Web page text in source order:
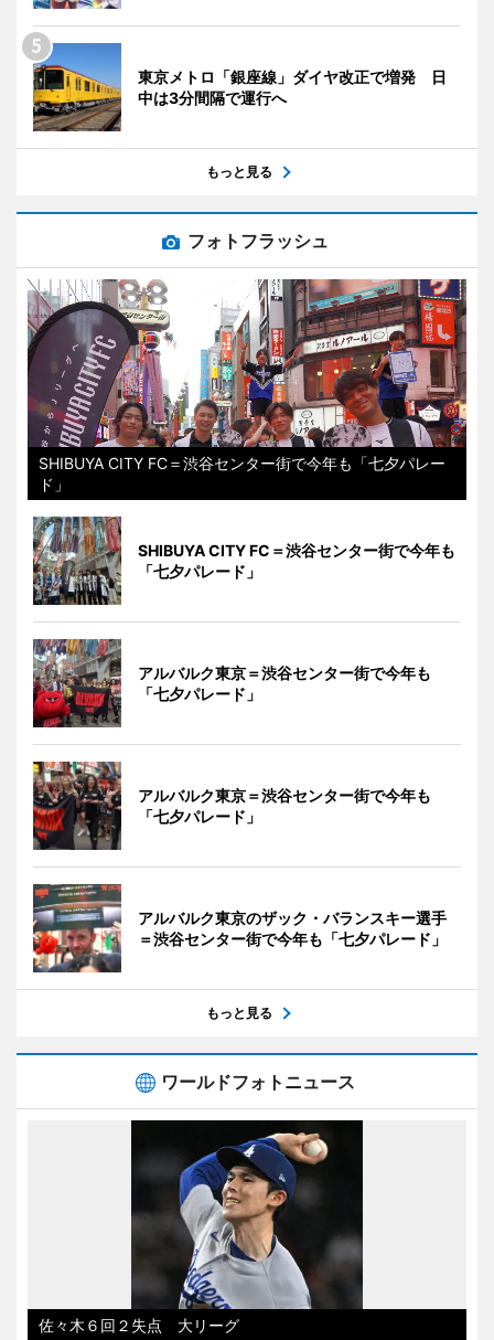
東京メトロ「銀座線」ダイヤ改正で増発 日
中は3分間隔で運行へ
もっと見る
フォトフラッシュ
SHIBUYA CITY FC＝渋谷センター街で今年も「七夕パレー
ド」
SHIBUYA CITY FC＝渋谷センター街で今年も
「七夕パレード」
アルバルク東京＝渋谷センター街で今年も
「七夕パレード」
アルバルク東京＝渋谷センター街で今年も
「七夕パレード」
アルバルク東京のザック・バランスキー選手
＝渋谷センター街で今年も「七夕パレード」
もっと見る
ワールドフォトニュース
佐々木６回２失点 大リーグ